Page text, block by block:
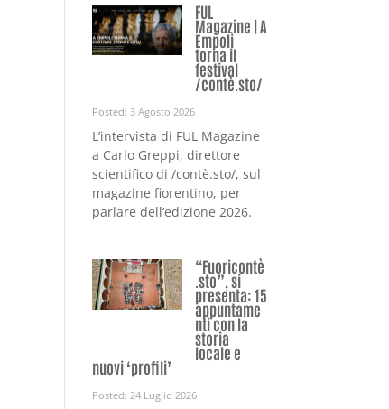
FUL
Magazine | A
Empoli
torna il
festival
/contè.sto/
Posted: 3 Agosto 2026
L’intervista di FUL Magazine
a Carlo Greppi, direttore
scientifico di /contè.sto/, sul
magazine fiorentino, per
parlare dell’edizione 2026.
“Fuoricontè
.sto”, si
presenta: 15
appuntame
nti con la
storia
locale e
nuovi ‘profili’
Posted: 24 Luglio 2026